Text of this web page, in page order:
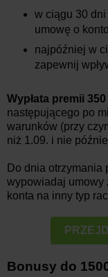
w ciągu 30 dni
umowę o
najpóźniej w
zapewnij
Wypłata premii 350
następującego po
warunków (przy
niż 1.09. i nie
Do dnia otrzymania
wypowiadaj umowy
konta na inny typ
Bonusy do